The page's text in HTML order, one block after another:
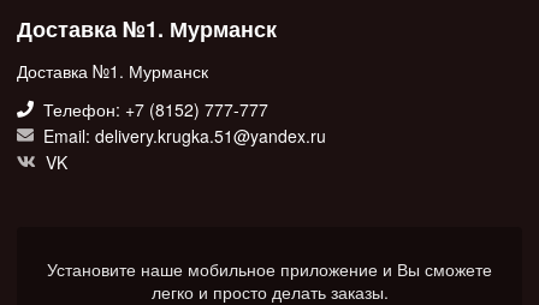
Доставка №1. Мурманск
Доставка №1. Мурманск
Телефон: +7 (8152) 777-777
Email: delivery.krugka.51@yandex.ru
VK
Установите наше мобильное приложение и Вы сможете
легко и просто делать заказы.